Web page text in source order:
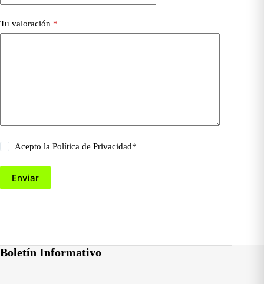
Tu valoración *
Acepto laPolítica de Privacidad*
Enviar
Boletín Informativo